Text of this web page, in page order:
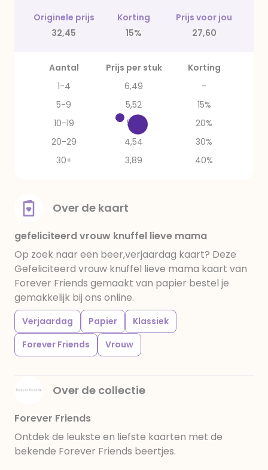
Originele prijs Korting
Prijs voor jou
32,45
15% 27,60
Aantal Prijs per stuk
Korting
1-4
6,49
-
5-9
5,52
15%
10-19
5,19
20%
20-29
4,54
30%
30+
3,89 40%
Over de kaart
gefeliciteerd vrouw knuffel lieve mama
Op zoek naar een beer,verjaardag kaart? Deze
Gefeliciteerd vrouw knuffel lieve mama kaart van
Forever Friends gemaakt van papier bestel je
gemakkelijk bij ons online.
Verjaardag Papier
Klassiek
Forever Friends
Vrouw
Over de collectie
Forever Friends
Ontdek de leukste en liefste kaarten met de
bekende Forever Friends beertjes.